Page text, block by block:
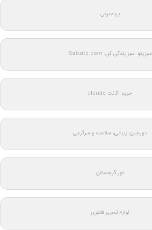
پرده برقی
سبزیتو: سبز زندگی کن: Sabzito.com
خرید اکانت claude
دورجین؛ زیبایی، سلامت و سرگرمی
تور گرجستان
لوازم تحریر فانتزی